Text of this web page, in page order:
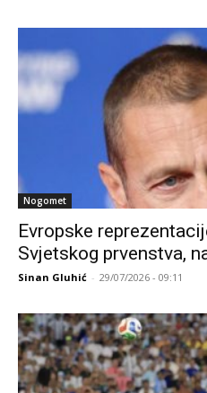
Nogomet
Evropske
Svjetskog prvenstva,
Sinan Gluhić - 29/07/2026 - 09:11